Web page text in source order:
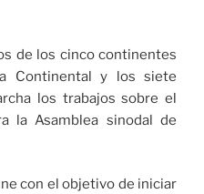
de los cinco continentes
Continental y los siete
los trabajos sobre el
la Asamblea sinodal de
con el objetivo de iniciar